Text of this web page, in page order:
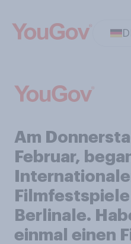
Am
Februar,
Berlinale.
einmal einen